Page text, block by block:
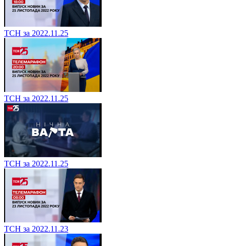
ТСН за 2022.11.25
ТСН за 2022.11.25
ТСН за 2022.11.25
ТСН за 2022.11.23